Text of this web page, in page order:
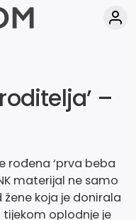
–
rođena ‘prva beba
materijal ne samo
koja je donirala
oplodnje je